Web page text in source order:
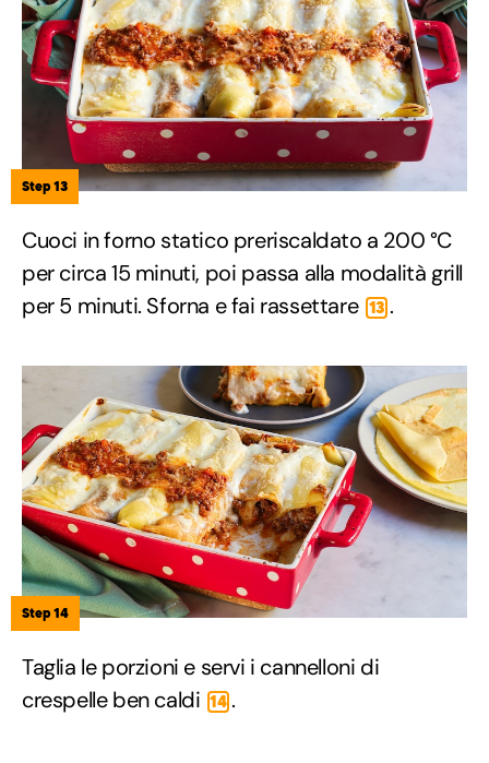
Step 13
Cuoci in forno statico preriscaldato a 200 °C
per circa 15 minuti, poi passa alla modalità grill
per 5 minuti. Sforna e fai rassettare 13 .
Step 14
Taglia le porzioni e servi i cannelloni di
crespelle ben caldi 14 .